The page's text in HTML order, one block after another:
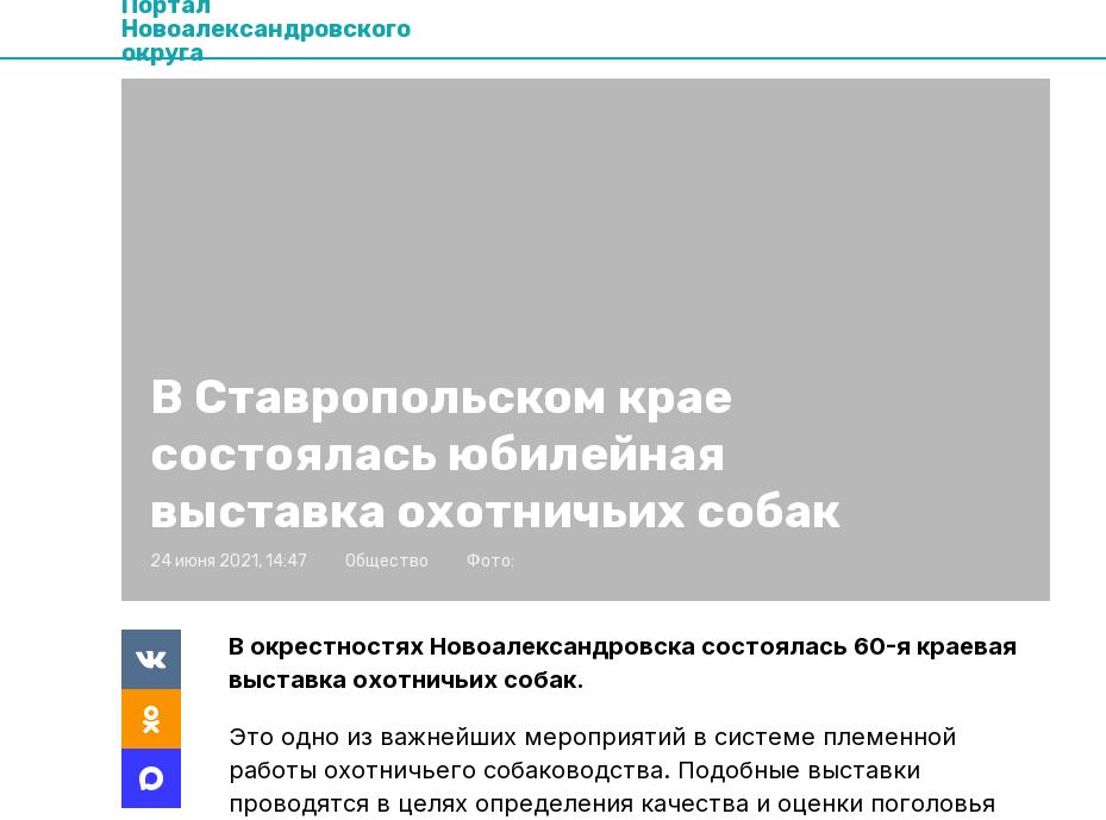
Новоалександровского
округа
В Ставропольском крае
состоялась юбилейная
выставка охотничьих собак
24 июня 2021, 14:47 Общество Фото:
В окрестностях Новоалександровска состоялась 60-я краевая
выставка охотничьих собак.
Это одно из важнейших мероприятий в системе племенной
работы охотничьего собаководства. Подобные выставки
проводятся в целях определения качества и оценки поголовья